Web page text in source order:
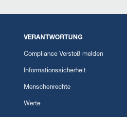
VERANTWORTUNG
Compliance Verstoß melden
Informationssicherheit
Menschenrechte
Werte